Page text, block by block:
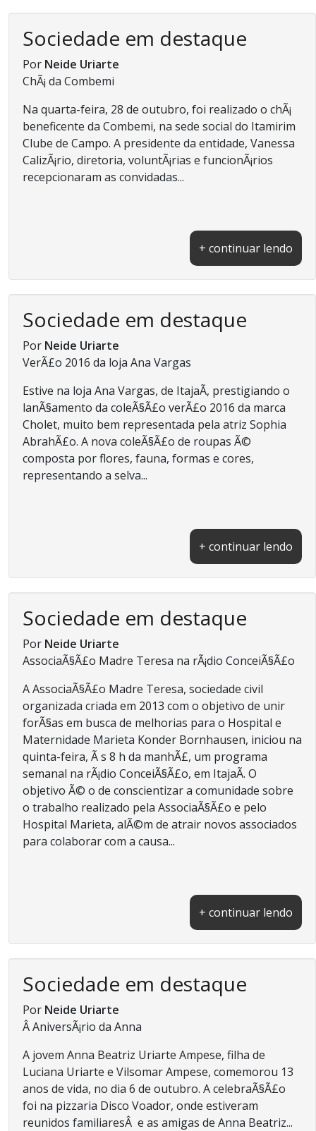
Sociedade em destaque
Por Neide Uriarte
ChÃ¡ da Combemi
Na quarta-feira, 28 de outubro, foi realizado o chÃ¡
beneficente da Combemi, na sede social do Itamirim
Clube de Campo. A presidente da entidade, Vanessa
CalizÃ¡rio, diretoria, voluntÃ¡rias e funcionÃ¡rios
recepcionaram as convidadas...
+ continuar lendo
Sociedade em destaque
Por Neide Uriarte
VerÃ£o 2016 da loja Ana Vargas
Estive na loja Ana Vargas, de ItajaÃ­, prestigiando o
lanÃ§amento da coleÃ§Ã£o verÃ£o 2016 da marca
Cholet, muito bem representada pela atriz Sophia
AbrahÃ£o. A nova coleÃ§Ã£o de roupas Ã©
composta por flores, fauna, formas e cores,
representando a selva...
+ continuar lendo
Sociedade em destaque
Por Neide Uriarte
AssociaÃ§Ã£o Madre Teresa na rÃ¡dio ConceiÃ§Ã£o
A AssociaÃ§Ã£o Madre Teresa, sociedade civil
organizada criada em 2013 com o objetivo de unir
forÃ§as em busca de melhorias para o Hospital e
Maternidade Marieta Konder Bornhausen, iniciou na
quinta-feira, Ã s 8 h da manhÃ£, um programa
semanal na rÃ¡dio ConceiÃ§Ã£o, em ItajaÃ­. O
objetivo Ã© o de conscientizar a comunidade sobre
o trabalho realizado pela AssociaÃ§Ã£o e pelo
Hospital Marieta, alÃ©m de atrair novos associados
para colaborar com a causa...
+ continuar lendo
Sociedade em destaque
Por Neide Uriarte
Â AniversÃ¡rio da Anna
A jovem Anna Beatriz Uriarte Ampese, filha de
Luciana Uriarte e Vilsomar Ampese, comemorou 13
anos de vida, no dia 6 de outubro. A celebraÃ§Ã£o
foi na pizzaria Disco Voador, onde estiveram
reunidos familiaresÂ e as amigas de Anna Beatriz...